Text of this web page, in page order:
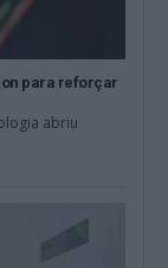
para reforçar
abriu